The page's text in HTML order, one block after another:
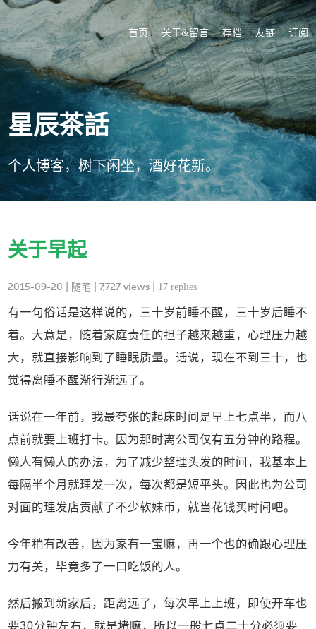
首页 关于&留言 存档 友链 订阅
星辰茶話
个人博客，树下闲坐，酒好花新。
关于早起
2015-09-20 随笔 | 7,727 views | 17 replies
有一句俗话是这样说的，三十岁前睡不醒，三十岁后睡不
着。大意是，随着家庭责任的担子越来越重，心理压力越
大，就直接影响到了睡眠质量。话说，现在不到三十，也
觉得离睡不醒渐行渐远了。
话说在一年前，我最夸张的起床时间是早上七点半，而八
点前就要上班打卡。因为那时离公司仅有五分钟的路程。
懒人有懒人的办法，为了减少整理头发的时间，我基本上
每隔半个月就理发一次，每次都是短平头。因此也为公司
对面的理发店贡献了不少软妹币，就当花钱买时间吧。
今年稍有改善，因为家有一宝嘛，再一个也的确跟心理压
力有关，毕竟多了一口吃饭的人。
然后搬到新家后，距离远了，每次早上上班，即使开车也
要30分钟左右，就是堵嘛，所以一般七点二十分必须要